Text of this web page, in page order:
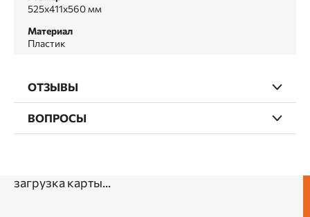
525х411х560 мм
Материал
Пластик
ОТЗЫВЫ
ВОПРОСЫ
загрузка карты...